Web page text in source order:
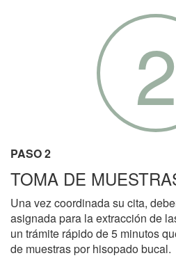
2
PASO 2
TOMA DE
Una vez coordinada su cita,
asignada para la extracción de
un trámite rápido de 5 minutos
de muestras por hisopado bucal.